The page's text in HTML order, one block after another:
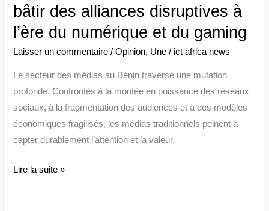
bâtir des alliances disruptives à
l’ère du numérique et du gaming
Laisser un commentaire /Opinion, Une / ict africa news
Le secteur des médias au Bénin traverse une mutation
profonde. Confrontés à la montée en puissance des réseaux
sociaux, à la fragmentation des audiences et à des modèles
économiques fragilisés, les médias traditionnels peinent à
capter durablement l’attention et la valeur.
médias
Bénin
:
bâtir
des
alliances
disruptives
du
et
Lire la suite »